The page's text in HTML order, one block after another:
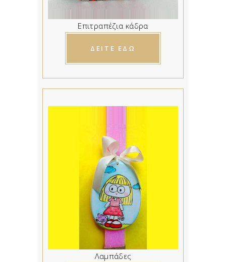
Επιτραπέζια κάδρα
ΔΕΙΤΕ ΕΔΩ
Λαμπάδες